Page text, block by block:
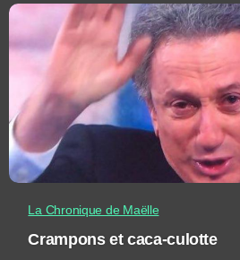
La Chronique de Maëlle
Crampons et caca-culotte